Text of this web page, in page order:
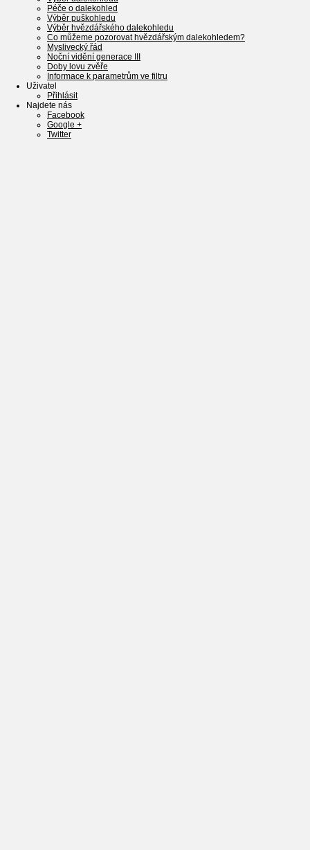
Péče o dalekohled
Výběr puškohledu
Výběr hvězdářského dalekohledu
Co můžeme pozorovat hvězdářským dalekohledem?
Myslivecký řád
Noční vidění generace III
Doby lovu zvěře
Informace k parametrům ve filtru
Uživatel
Přihlásit
Najdete nás
Facebook
Google +
Twitter